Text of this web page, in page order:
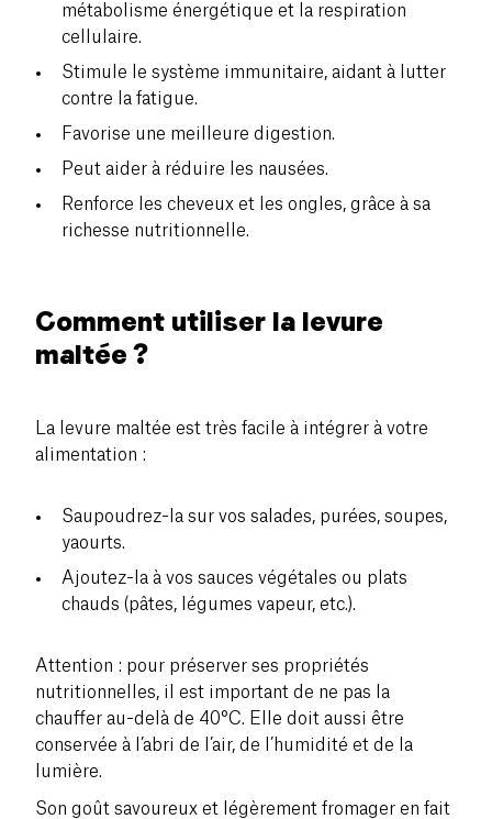
métabolisme énergétique et la respiration
cellulaire.
Stimule le système immunitaire, aidant à lutter
contre la fatigue.
Favorise une meilleure digestion.
Peut aider à réduire les nausées.
Renforce les cheveux et les ongles, grâce à sa
richesse nutritionnelle.
Comment utiliser la levure
maltée ?
La levure maltée est très facile à intégrer à votre
alimentation :
Saupoudrez-la sur vos salades, purées, soupes,
yaourts.
Ajoutez-la à vos sauces végétales ou plats
chauds (pâtes, légumes vapeur, etc.).
Attention : pour préserver ses propriétés
nutritionnelles, il est important de ne pas la
chauffer au-delà de 40°C. Elle doit aussi être
conservée à l’abri de l’air, de l’humidité et de la
lumière.
Son goût savoureux et légèrement fromager en fait